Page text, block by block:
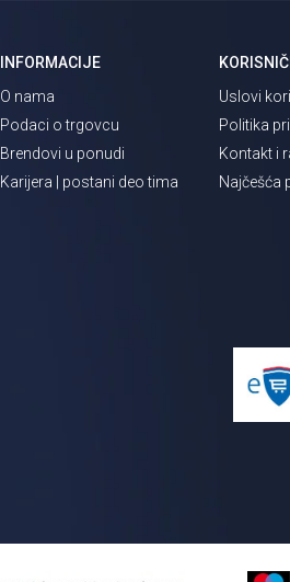
INFORMACIJE
O nama
Podaci o trgovcu
Brendovi u ponudi
Karijera | postani deo tima
Uslovi
Politika
Kontakt i
Najčešća